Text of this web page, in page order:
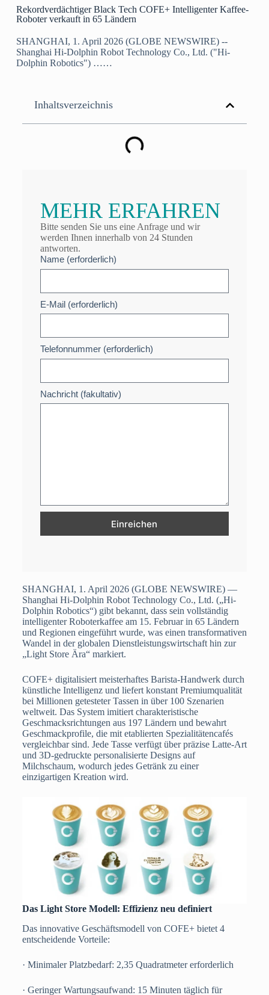
Rekordverdächtiger Black Tech COFE+ Intelligenter Kaffee-
Roboter verkauft in 65 Ländern
SHANGHAI, 1. April 2026 (GLOBE NEWSWIRE) --
Shanghai Hi-Dolphin Robot Technology Co., Ltd. ("Hi-
Dolphin Robotics") ……
Inhaltsverzeichnis
MEHR ERFAHREN
Bitte senden Sie uns eine Anfrage und wir
werden Ihnen innerhalb von 24 Stunden
antworten.
Name (erforderlich)
E-Mail (erforderlich)
Telefonnummer (erforderlich)
Nachricht (fakultativ)
Einreichen
SHANGHAI, 1. April 2026 (GLOBE NEWSWIRE) —
Shanghai Hi-Dolphin Robot Technology Co., Ltd. („Hi-
Dolphin Robotics“) gibt bekannt, dass sein vollständig
intelligenter Roboterkaffee am 15. Februar in 65 Ländern
und Regionen eingeführt wurde, was einen transformativen
Wandel in der globalen Dienstleistungswirtschaft hin zur
„Light Store Ära“ markiert.
COFE+ digitalisiert meisterhaftes Barista-Handwerk durch
künstliche Intelligenz und liefert konstant Premiumqualität
bei Millionen getesteter Tassen in über 100 Szenarien
weltweit. Das System imitiert charakteristische
Geschmacksrichtungen aus 197 Ländern und bewahrt
Geschmackprofile, die mit etablierten Spezialitätencafés
vergleichbar sind. Jede Tasse verfügt über präzise Latte-Art
und 3D-gedruckte personalisierte Designs auf
Milchschaum, wodurch jedes Getränk zu einer
einzigartigen Kreation wird.
Das Light Store Modell: Effizienz neu definiert
Das innovative Geschäftsmodell von COFE+ bietet 4
entscheidende Vorteile:
· Minimaler Platzbedarf: 2,35 Quadratmeter erforderlich
· Geringer Wartungsaufwand: 15 Minuten täglich für